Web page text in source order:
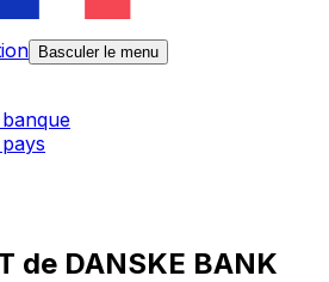
Basculer le menu
de DANSKE BANK